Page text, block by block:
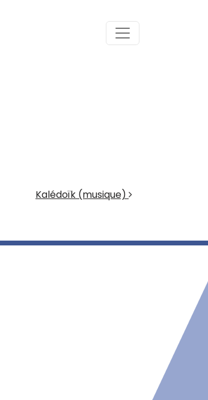
Kalédoïk (musique)